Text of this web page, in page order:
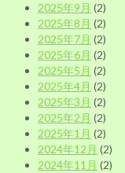
2025年9月 (2)
2025年8月 (2)
2025年7月 (2)
2025年6月 (2)
2025年5月 (2)
2025年4月 (2)
2025年3月 (2)
2025年2月 (2)
2025年1月 (2)
2024年12月 (2)
2024年11月 (2)